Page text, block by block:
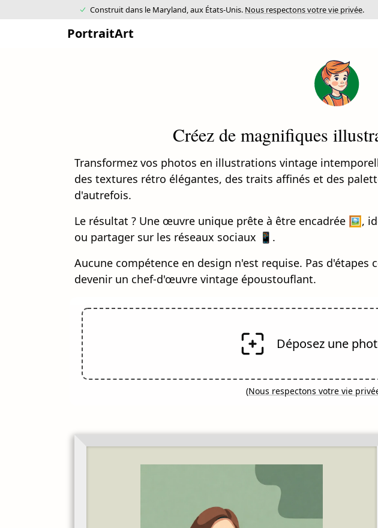
Construit dans le Maryland, aux États-Unis. Nous respectons votre vie privée.
PortraitArt
Créez de magnifiques
Transformez vos photos en illustrations vintage
des textures rétro élégantes, des traits affinés et des
d'autrefois.
Le résultat ? Une œuvre unique prête à être encadrée 🖼️,
ou partager sur les réseaux sociaux 📱.
Aucune compétence en design n'est requise. Pas
devenir un chef-d'œuvre vintage époustouflant.
Déposez une
(Nous respectons votre vie